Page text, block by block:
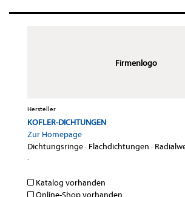
Firmenlogo
Hersteller
KOFLER-DICHTUNGEN
Zur Homepage
Dichtungsringe· Flachdichtungen ·
·
Katalog vorhanden